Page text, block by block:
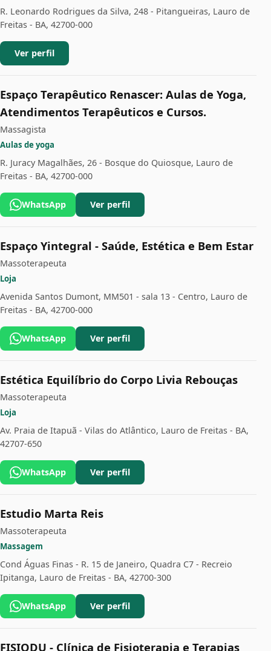
R. Leonardo Rodrigues da Silva, 248 - Pitangueiras, Lauro de
Freitas - BA, 42700-000
Ver perfil
Espaço Terapêutico Renascer: Aulas de Yoga,
Atendimentos Terapêuticos e Cursos.
Massagista
Aulas de yoga
R. Juracy Magalhães, 26 - Bosque do Quiosque, Lauro de
Freitas - BA, 42700-000
WhatsApp Ver perfil
Espaço Yintegral - Saúde, Estética e Bem Estar
Massoterapeuta
Loja
Avenida Santos Dumont, MM501 - sala 13 - Centro, Lauro de
Freitas - BA, 42700-000
WhatsApp Ver perfil
Estética Equilíbrio do Corpo Livia Rebouças
Massoterapeuta
Loja
Av. Praia de Itapuã - Vilas do Atlântico, Lauro de Freitas - BA,
42707-650
WhatsApp Ver perfil
Estudio Marta Reis
Massoterapeuta
Massagem
Cond Águas Finas - R. 15 de Janeiro, Quadra C7 - Recreio
Ipitanga, Lauro de Freitas - BA, 42700-300
WhatsApp Ver perfil
FISIODU - Clínica de Fisioterapia e Terapias